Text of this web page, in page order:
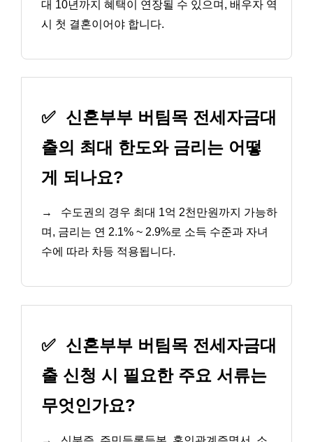
대 10년까지 혜택이 연장될 수 있으며, 배우자 역
시 첫 결혼이어야 합니다.
✅ 신혼부부 버팀목 전세자금대
출의 최대 한도와 금리는 어떻
게 되나요?
→
수도권의 경우 최대 1억 2천만원까지 가능하
며, 금리는 연 2.1% ~ 2.9%로 소득 수준과 자녀
수에 따라 차등 적용됩니다.
✅ 신혼부부 버팀목 전세자금대
출 신청 시 필요한 주요 서류는
무엇인가요?